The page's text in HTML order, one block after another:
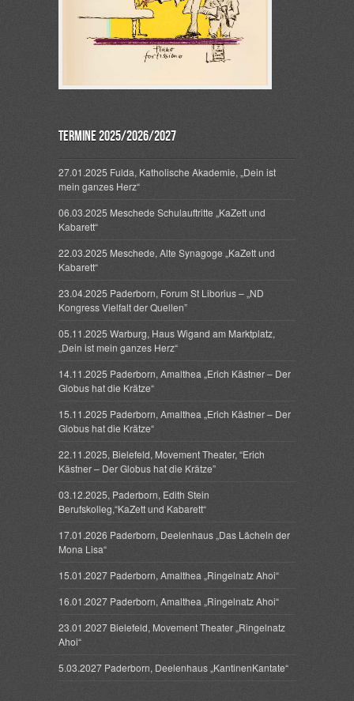
Termine 2025/2026/2027
27.01.2025 Fulda, Katholische Akademie, „Dein ist
mein ganzes Herz“
06.03.2025 Meschede Schulauftritte „KaZett und
Kabarett“
22.03.2025 Meschede, Alte Synagoge „KaZett und
Kabarett“
23.04.2025 Paderborn, Forum St Liborius – „ND
Kongress Vielfalt der Quellen”
05.11.2025 Warburg, Haus Wigand am Marktplatz,
„Dein ist mein ganzes Herz“
14.11.2025 Paderborn, Amalthea „Erich Kästner – Der
Globus hat die Krätze“
15.11.2025 Paderborn, Amalthea „Erich Kästner – Der
Globus hat die Krätze“
22.11.2025, Bielefeld, Movement Theater, “Erich
Kästner – Der Globus hat die Krätze”
03.12.2025, Paderborn, Edith Stein
Berufskolleg,“KaZett und Kabarett“
17.01.2026 Paderborn, Deelenhaus „Das Lächeln der
Mona Lisa“
15.01.2027 Paderborn, Amalthea „Ringelnatz Ahoi“
16.01.2027 Paderborn, Amalthea „Ringelnatz Ahoi“
23.01.2027 Bielefeld, Movement Theater „Ringelnatz
Ahoi“
5.03.2027 Paderborn, Deelenhaus „KantinenKantate“